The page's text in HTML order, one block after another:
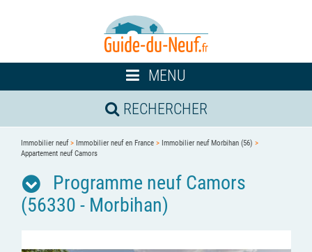
Toggle
navigation
MENU
RECHERCHER
Immobilier neuf> Immobilier neuf en France > Immobilier neuf Morbihan (56) >
Appartement neuf Camors
Programme neuf Camors
(56330 - Morbihan)